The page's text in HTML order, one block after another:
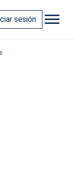
sesión